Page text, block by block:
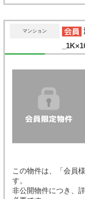
マンション
この物件は、「会員
す。
非公開物件につき、